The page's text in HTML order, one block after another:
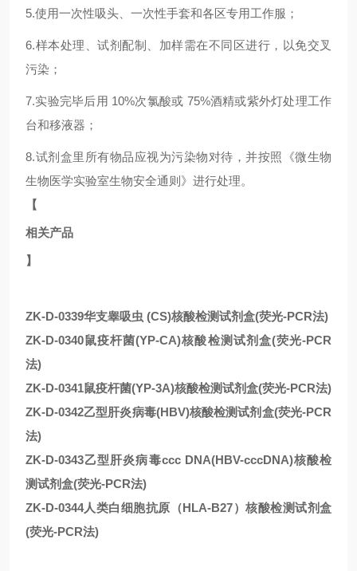
5.使用一次性吸头、一次性手套和各区专用工作服；
6.样本处理、试剂配制、加样需在不同区进行，以免交叉
污染；
7.实验完毕后用 10%次氯酸或 75%酒精或紫外灯处理工作
台和移液器；
8.试剂盒里所有物品应视为污染物对待，并按照《微生物
生物医学实验室生物安全通则》进行处理。
【
相关产品
】
ZK-D-0339华支睾吸虫 (CS)核酸检测试剂盒(荧光-PCR法)
ZK-D-0340鼠疫杆菌(YP-CA)核酸检测试剂盒(荧光-PCR
法)
ZK-D-0341鼠疫杆菌(YP-3A)核酸检测试剂盒(荧光-PCR法)
ZK-D-0342乙型肝炎病毒(HBV)核酸检测试剂盒(荧光-PCR
法)
ZK-D-0343乙型肝炎病毒ccc DNA(HBV-cccDNA)核酸检
测试剂盒(荧光-PCR法)
ZK-D-0344人类白细胞抗原（HLA-B27）核酸检测试剂盒
(荧光-PCR法)